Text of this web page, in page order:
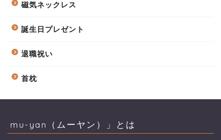
磁気ネックレス
誕生日プレゼント
退職祝い
首枕
mu-yan（ムーヤン）」とは